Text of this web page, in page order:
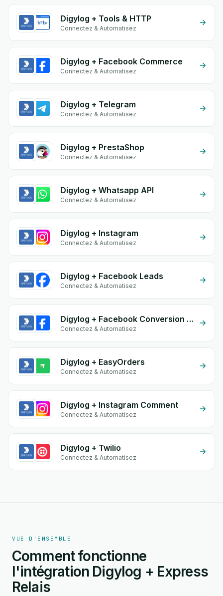
Digylog + Tools & HTTP
Connectez & Automatisez
Digylog + Facebook Commerce
Connectez & Automatisez
Digylog + Telegram
Connectez & Automatisez
Digylog + PrestaShop
Connectez & Automatisez
Digylog + Whatsapp API
Connectez & Automatisez
Digylog + Instagram
Connectez & Automatisez
Digylog + Facebook Leads
Connectez & Automatisez
Digylog + Facebook Conversion API (CAPI)
Connectez & Automatisez
Digylog + EasyOrders
Connectez & Automatisez
Digylog + Instagram Comment
Connectez & Automatisez
Digylog + Twilio
Connectez & Automatisez
VUE D'ENSEMBLE
Comment fonctionne
l'intégration Digylog + Express
Relais